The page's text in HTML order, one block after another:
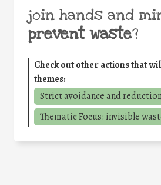
join hands and
prevent waste?
Check out other actions that
themes:
Strict avoidance and
Thematic Focus: invisible